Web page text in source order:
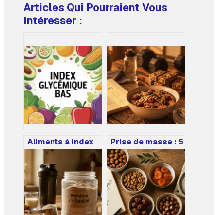
Articles Qui Pourraient Vous
Intéresser :
Aliments à index
glycémique bas :
liste, bénéfices et
conseils
pratiques
Prise de masse : 5
recettes riches en
protéines pour
transformer vos
séances en
résultats
musculaires